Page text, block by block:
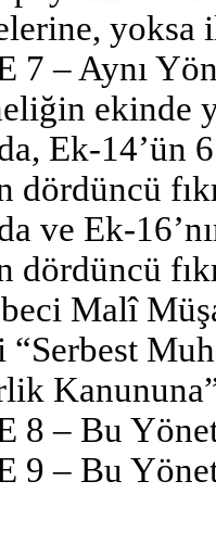
yoksa
7 – Aynı
ekinde
Ek-14’ün
dördüncü
ve Ek-
dördüncü
Malî
“Serbest
8 – Bu
9 – Bu